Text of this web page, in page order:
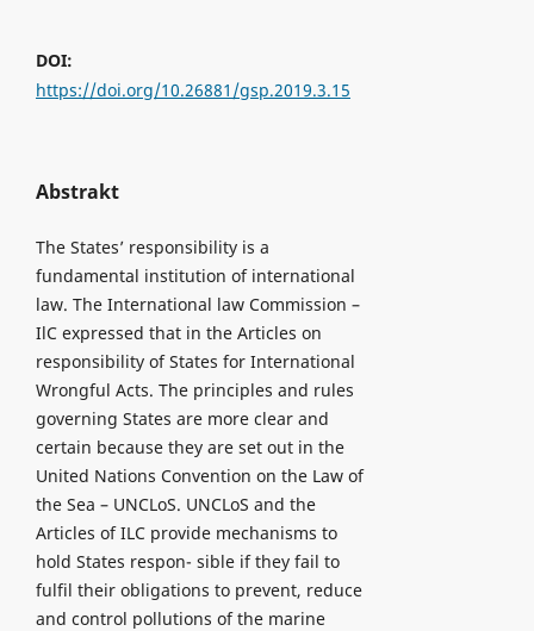
DOI:
https://doi.org/10.26881/gsp.2019.3.15
Abstrakt
The States’ responsibility is a
fundamental institution of international
law. The International law Commission –
IlC expressed that in the Articles on
responsibility of States for International
Wrongful Acts. The principles and rules
governing States are more clear and
certain because they are set out in the
United Nations Convention on the Law of
the Sea – UNCLoS. UNCLoS and the
Articles of ILC provide mechanisms to
hold States respon- sible if they fail to
fulfil their obligations to prevent, reduce
and control pollutions of the marine